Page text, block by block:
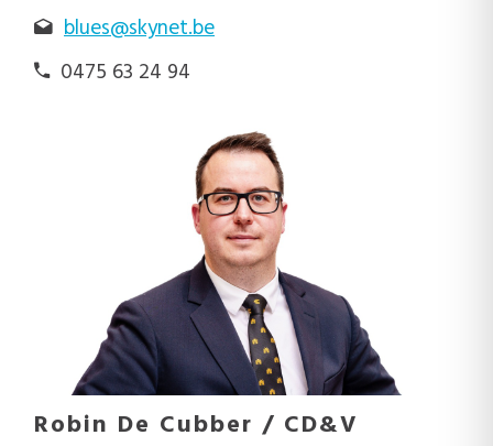
blues@skynet.be
0475 63 24 94
Robin De Cubber / CD&V